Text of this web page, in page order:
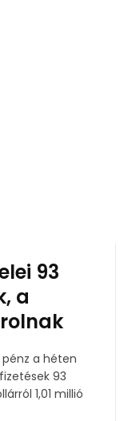
93
a
pénz a héten
1,01 millió